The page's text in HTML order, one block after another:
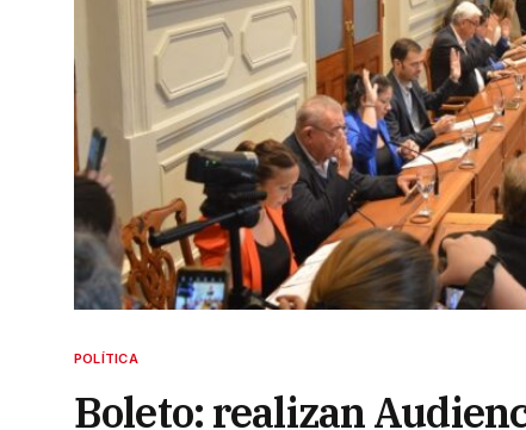
POLÍTICA
Boleto: realizan